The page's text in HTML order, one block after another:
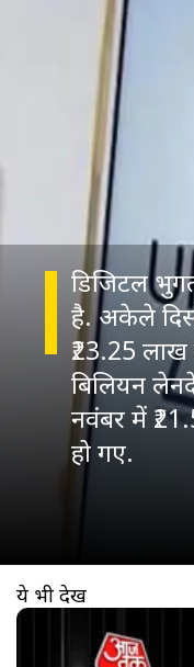
डिजिटल
है. अकेले
₹23.25
बिलियन
नवंबर में
हो गए.
खुल रहा है
ये भी देखें